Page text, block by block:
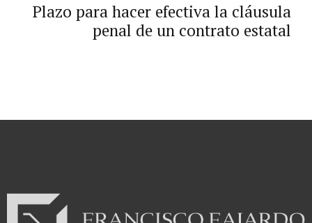
Plazo para hacer efectiva la cláusula
penal de un contrato estatal